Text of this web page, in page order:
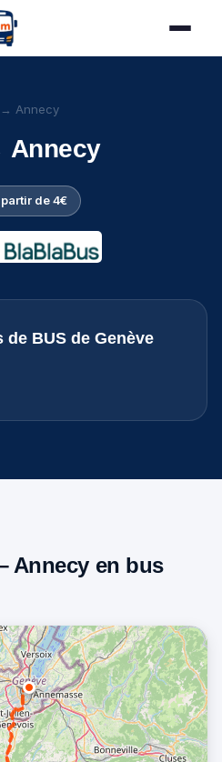
→ Annecy
Annecy
partir de 4€
BUS de Genève
Annecy en bus